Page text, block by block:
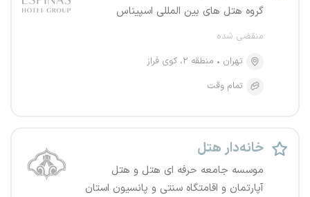
گروه هتل های بین المللی اسپیناس
منقضی شده
تهران
منطقه ۲، کوی فراز
تمام وقت
خانه‌دار هتل
موسسه جامعه حرفه ای هتل و هتل
آپارتمان و اقامتگاه سنتی و پانسیون استان